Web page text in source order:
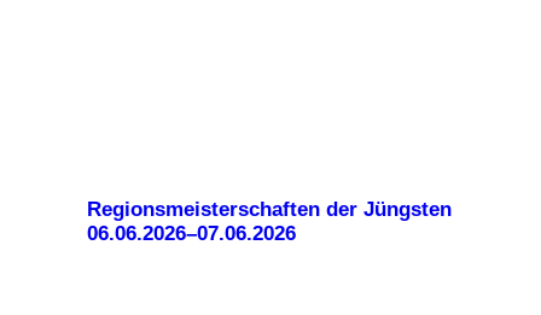
Regionsmeisterschaften der Jüngsten
06.06.2026–07.06.2026